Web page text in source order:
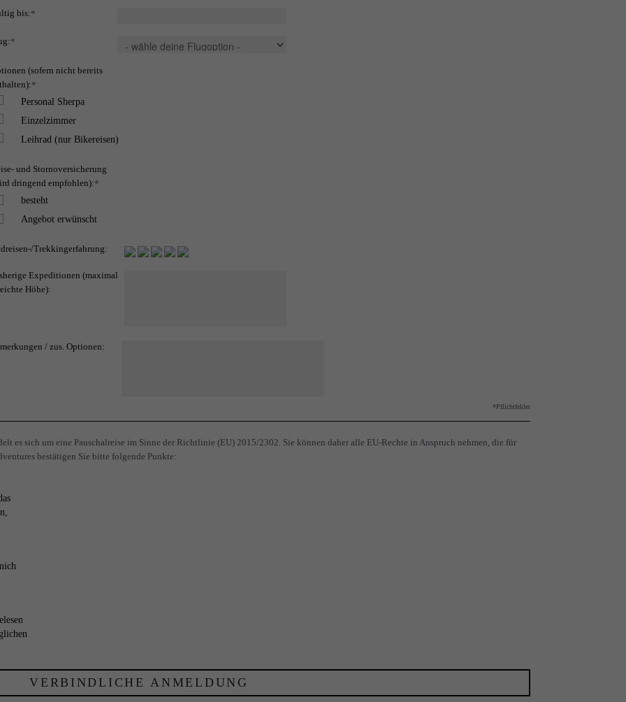
bis:*
*
(sofern nicht bereits
*
Personal Sherpa
Einzelzimmer
Leihrad (nur Bikereisen)
und Stornoversicherung
dringend empfohlen):*
besteht
Angebot erwünscht
Trekkingerfahrung:
Expeditionen (maximal
Höhe):
/ zus. Optionen:
*Pflichtfelder
es sich um eine Pauschalreise im Sinne der Richtlinie (EU) 2015/2302. Sie können daher alle EU-Rechte in Anspruch nehmen, die für
bestätigen Sie bitte folgende Punkte: